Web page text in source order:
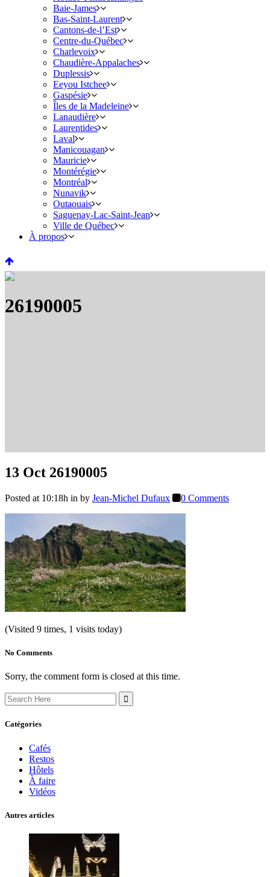
Baie-James
Bas-Saint-Laurent
Cantons-de-l’Est
Centre-du-Québec
Charlevoix
Chaudière-Appalaches
Duplessis
Eeyou Istchee
Gaspésie
Îles de la Madeleine
Lanaudière
Laurentides
Laval
Manicouagan
Mauricie
Montérégie
Montréal
Nunavik
Outaouais
Saguenay-Lac-Saint-Jean
Ville de Québec
À propos
26190005
13 Oct 26190005
Posted at 10:18h in by Jean-Michel Dufaux 0 Comments
(Visited 9 times, 1 visits today)
No Comments
Sorry, the comment form is closed at this time.
Search
for:
Catégories
Cafés
Restos
Hôtels
À faire
Vidéos
Autres articles